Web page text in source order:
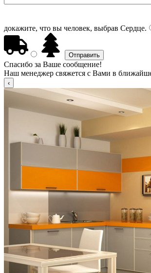
докажите, что вы человек, выбрав Сердце.
Спасибо за Ваше сообщение!
Наш менеджер свяжется с Вами в